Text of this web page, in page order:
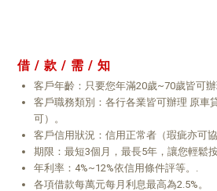
借 / 款 / 需 / 知
客戶年齡：只要您年滿20歲~70歲皆可辦
客戶職務類別：各行各業皆可辦理 原車
可）。
客戶信用狀況：信用正常者（瑕疵亦可協
期限：最短3個月，最長5年，讓您輕鬆
年利率：4%~12%依信用條件評等。.
各項借款每萬元每月利息最高為2.5%。